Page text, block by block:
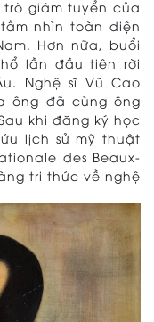
giám tuyển của
nhìn toàn diện
Hơn nữa, buổi
lần đầu tiên rời
Nghệ sĩ Vũ Cao
ông đã cùng ông
khi đăng ký học
lịch sử mỹ thuật
des Beaux-
tri thức về nghệ